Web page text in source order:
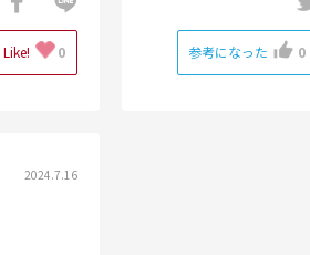
Like! 0 参考になった 0
2024.7.16